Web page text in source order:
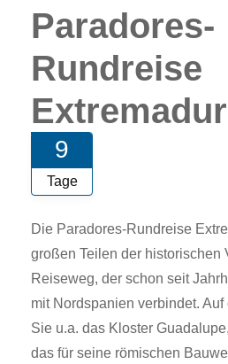
Paradores-
Rundreise
9
Tage
Die Paradores-Rundreise
großen Teilen der historischen
Reiseweg, der schon seit
mit Nordspanien verbindet.
Sie u.a. das Kloster
das für seine römischen